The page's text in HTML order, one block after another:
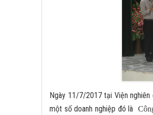
Ngày 11/7/2017 tại Viện
một số doanh nghiệp đó là